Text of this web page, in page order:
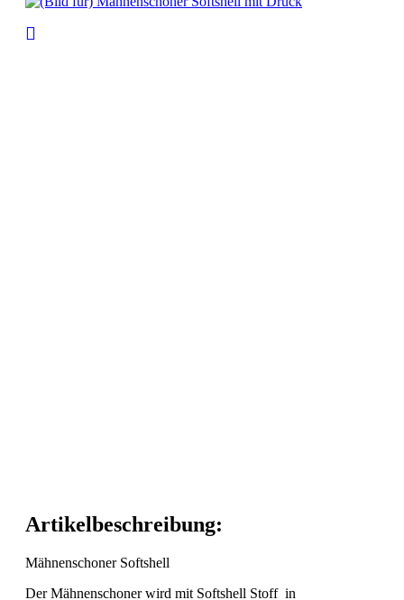
Artikelbeschreibung:
Mähnenschoner Softshell
Der Mähnenschoner wird mit Softshell Stoff in